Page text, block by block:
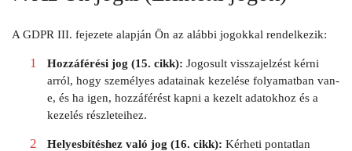
A GDPR III. fejezete alapján Ön az alábbi jogokkal rendelkezik:
Hozzáférési jog (15. cikk): Jogosult visszajelzést kérni
arról, hogy személyes adatainak kezelése folyamatban van-
e, és ha igen, hozzáférést kapni a kezelt adatokhoz és a
kezelés részleteihez.
Helyesbítéshez való jog (16. cikk): Kérheti pontatlan